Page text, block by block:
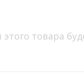
товара